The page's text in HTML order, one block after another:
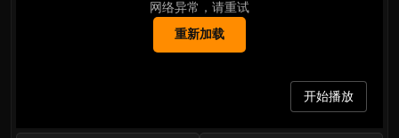
网络异常，请重试
重新加载
开始播放